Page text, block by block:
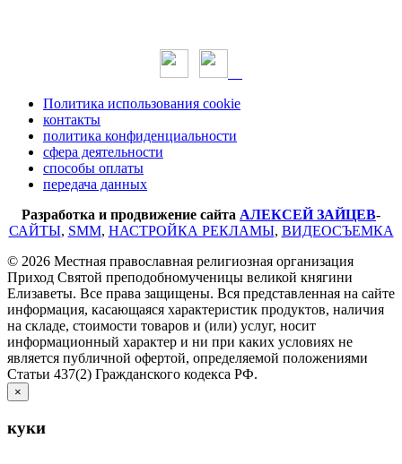
Политика использования cookie
контакты
политика конфиденциальности
сфера деятельности
способы оплаты
передача данных
Разработка и продвижение сайта АЛЕКСЕЙ ЗАЙЦЕВ-
САЙТЫ, SMM, НАСТРОЙКА РЕКЛАМЫ, ВИДЕОСЪЕМКА
© 2026 Местная православная религиозная организация
Приход Святой преподобномученицы великой княгини
Елизаветы. Все права защищены. Вся представленная на сайте
информация, касающаяся характеристик продуктов, наличия
на складе, стоимости товаров и (или) услуг, носит
информационный характер и ни при каких условиях не
является публичной офертой, определяемой положениями
Статьи 437(2) Гражданского кодекса РФ.
×
куки